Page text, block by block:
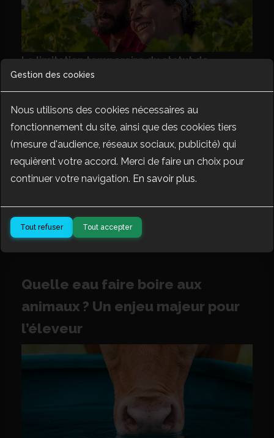
La limitation temporaire du statut de
collaborateur agricole à une durée maximale
de 5 ans à compter de 2027 conduit à
examiner les autres statuts...
Lire la suite
Quelle eau faire boire aux
animaux ? Un enjeu majeur pour
l’éleveur
Gestion des cookies
Nous utilisons des cookies nécessaires au
fonctionnement du site, ainsi que des cookies tiers
(mesure d'audience, réseaux sociaux, publicité) qui
requièrent votre accord. Merci de faire un choix pour
continuer votre navigation. En savoir plus.
Tout refuser Tout accepter